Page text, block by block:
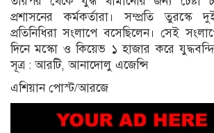
প্রশাসনের কর্মকর্তারা। সম্প্রতি তুরস্কে
প্রতিনিধিরা সংলাপে বসেছিলেন। সেই
দিনে মস্কো ও কিয়েভ ১ হাজার করে
সূত্র : আরটি, আনাদোলু এজেন্সি
এশিয়ান পোস্ট/আরজে